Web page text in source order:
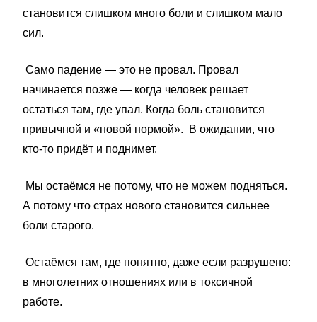
становится слишком много боли и слишком мало
сил.
Само падение — это не провал. Провал
начинается позже — когда человек решает
остаться там, где упал. Когда боль становится
привычной и «новой нормой». В ожидании, что
кто-то придёт и поднимет.
Мы остаёмся не потому, что не можем подняться.
А потому что страх нового становится сильнее
боли старого.
Остаёмся там, где понятно, даже если разрушено:
в многолетних отношениях или в токсичной
работе.